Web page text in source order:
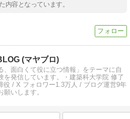
内容となっています。
(マヤブロ)
、面白くて役に立つ情報」をテーマに自
を発信しています。・建築科大学院 修了
役 / X フォロワー1.3万人 / ブログ運営9年
願いします。